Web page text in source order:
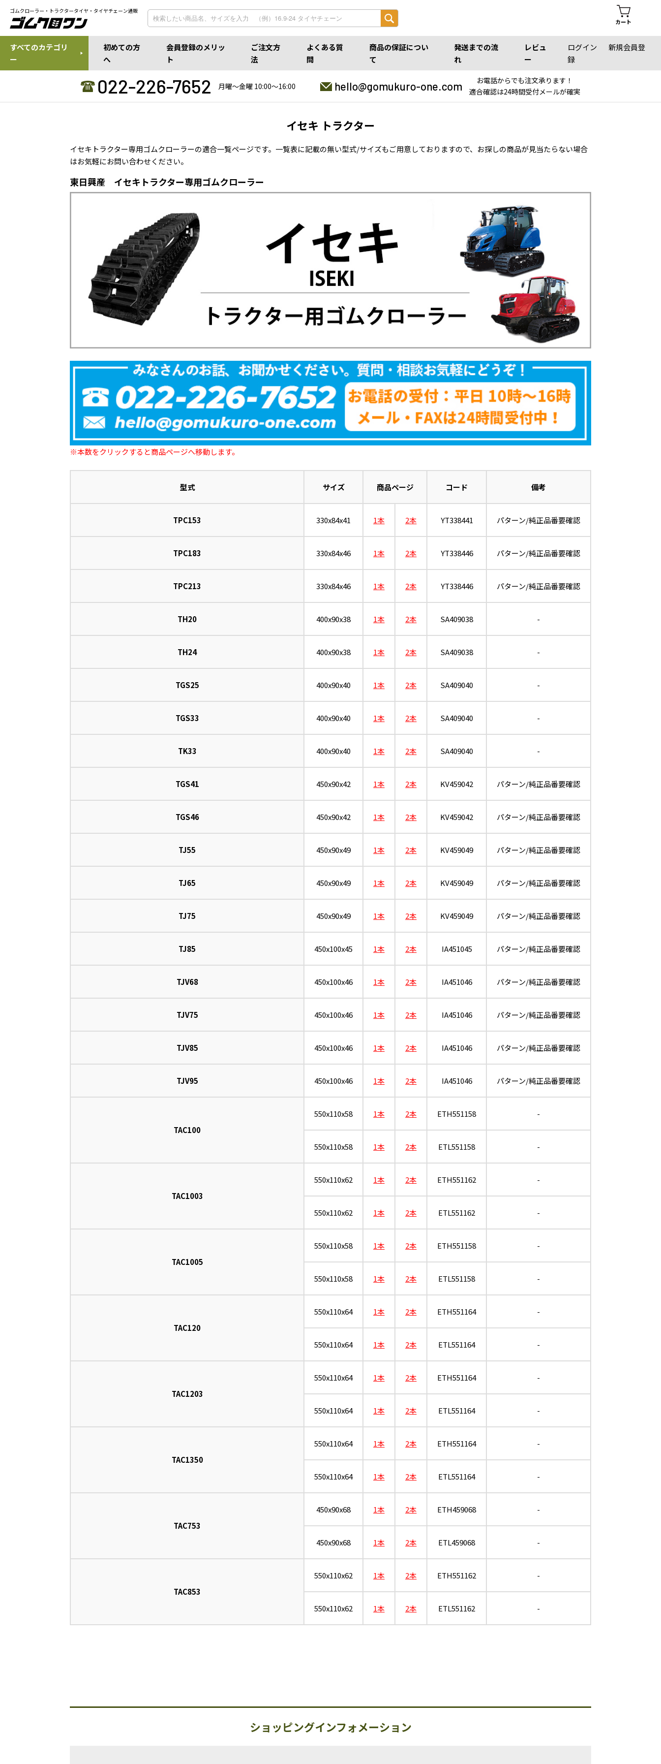
ゴムクローラー・トラクタータイヤ・タイヤチェーン通販
カート
すべてのカテゴリ
ー
初めての方
へ
会員登録のメリッ
ト
ご注文方
法
よくある質
問
商品の保証につい
て
発送までの流
れ
レビュ
ー
ログイン
新規会員登
録
022-226-7652 月曜〜金曜 10:00〜16:00 hello@gomukuro-one.com
お電話からでも注文承ります！
適合確認は24時間受付メールが確実
イセキ トラクター
イセキトラクター専用ゴムクローラーの適合一覧ページです。一覧表に記載の無い型式/サイズもご用意しておりますので、お探しの商品が見当たらない場合
はお気軽にお問い合わせください。
東日興産 イセキトラクター専用ゴムクローラー
※本数をクリックすると商品ページへ移動します。
型式 サイズ 商品ページ コード 備考
TPC153 330x84x41 1本 2本 YT338441 パターン/純正品番要確認
TPC183 330x84x46 1本 2本 YT338446 パターン/純正品番要確認
TPC213 330x84x46 1本 2本 YT338446 パターン/純正品番要確認
TH20 400x90x38 1本 2本 SA409038 -
TH24 400x90x38 1本 2本 SA409038 -
TGS25 400x90x40 1本 2本 SA409040 -
TGS33 400x90x40 1本 2本 SA409040 -
TK33 400x90x40 1本 2本 SA409040 -
TGS41 450x90x42 1本 2本 KV459042 パターン/純正品番要確認
TGS46 450x90x42 1本 2本 KV459042 パターン/純正品番要確認
TJ55 450x90x49 1本 2本 KV459049 パターン/純正品番要確認
TJ65 450x90x49 1本 2本 KV459049 パターン/純正品番要確認
TJ75 450x90x49 1本 2本 KV459049 パターン/純正品番要確認
TJ85 450x100x45 1本 2本 IA451045 パターン/純正品番要確認
TJV68 450x100x46 1本 2本 IA451046 パターン/純正品番要確認
TJV75 450x100x46 1本 2本 IA451046 パターン/純正品番要確認
TJV85 450x100x46 1本 2本 IA451046 パターン/純正品番要確認
TJV95 450x100x46 1本 2本 IA451046 パターン/純正品番要確認
TAC100
550x110x58 1本 2本 ETH551158 -
550x110x58 1本 2本 ETL551158 -
TAC1003
550x110x62 1本 2本 ETH551162 -
550x110x62 1本 2本 ETL551162 -
TAC1005
550x110x58 1本 2本 ETH551158 -
550x110x58 1本 2本 ETL551158 -
TAC120
550x110x64 1本 2本 ETH551164 -
550x110x64 1本 2本 ETL551164 -
TAC1203
550x110x64 1本 2本 ETH551164 -
550x110x64 1本 2本 ETL551164 -
TAC1350
550x110x64 1本 2本 ETH551164 -
550x110x64 1本 2本 ETL551164 -
TAC753
450x90x68 1本 2本 ETH459068 -
450x90x68 1本 2本 ETL459068 -
TAC853
550x110x62 1本 2本 ETH551162 -
550x110x62 1本 2本 ETL551162 -
ショッピングインフォメーション